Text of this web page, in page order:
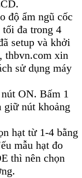
độ ẩm ngũ cốc
đa trong 4
setup và khởi
thbvn.com xin
sử dụng máy
ON. Bấm 1
giữ nút khoảng
hạt từ 1-4 bằng
mẫu hạt đo
thì nên chọn